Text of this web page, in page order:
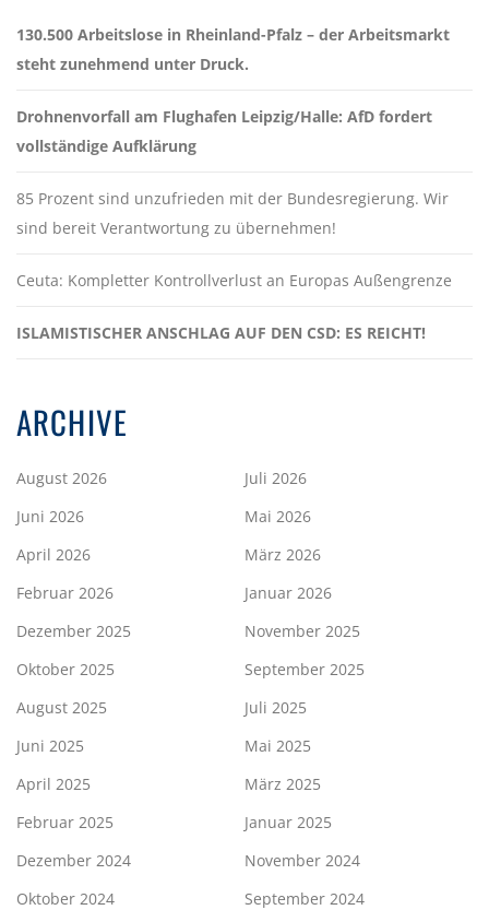
130.500 Arbeitslose in Rheinland-Pfalz – der Arbeitsmarkt
steht zunehmend unter Druck.
Drohnenvorfall am Flughafen Leipzig/Halle: AfD fordert
vollständige Aufklärung
85 Prozent sind unzufrieden mit der Bundesregierung. Wir
sind bereit Verantwortung zu übernehmen!
Ceuta: Kompletter Kontrollverlust an Europas Außengrenze
ISLAMISTISCHER ANSCHLAG AUF DEN CSD: ES REICHT!
ARCHIVE
August 2026
Juli 2026
Juni 2026
Mai 2026
April 2026
März 2026
Februar 2026
Januar 2026
Dezember 2025
November 2025
Oktober 2025
September 2025
August 2025
Juli 2025
Juni 2025
Mai 2025
April 2025
März 2025
Februar 2025
Januar 2025
Dezember 2024
November 2024
Oktober 2024
September 2024